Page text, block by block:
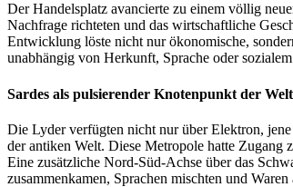
Der Handelsplatz avancierte zu einem völlig
Nachfrage richteten und das wirtschaftliche
Entwicklung löste nicht nur ökonomische,
unabhängig von Herkunft, Sprache oder
Sardes als pulsierender Knotenpunkt der Welt
Die Lyder verfügten nicht nur über Elektron,
der antiken Welt. Diese Metropole hatte Zugang
Eine zusätzliche Nord-Süd-Achse über das
zusammenkamen, Sprachen mischten und Waren